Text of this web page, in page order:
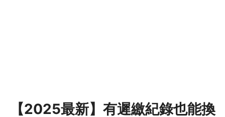
【2025最新】有遲繳紀錄也能換